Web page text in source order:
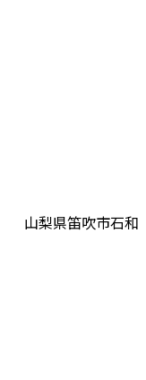
山梨県笛吹市石和